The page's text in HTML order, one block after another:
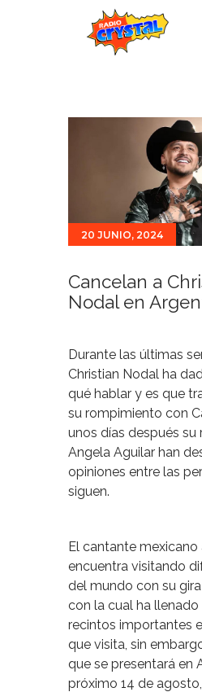
Promociones
Noticias
Para ti
20 JUNIO, 2024
Cancelan a
Nodal en
Durante las últimas
Christian Nodal ha
qué hablar y es que
su rompimiento con
unos días después su
Angela Aguilar han
opiniones entre las
siguen.
El cantante
encuentra visitando
del mundo con su gira
con la cual ha
recintos importantes
que visita, sin
que se presentará en
próximo 14 de